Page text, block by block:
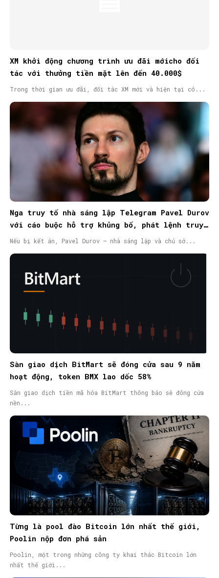
XM khởi động chương trình ưu đãi mớicho đối
tác với thưởng tiền mặt lên đến 40.000$
Trong thời gian ưu đãi, đối tác XM mới và hiện tại có...
Nga truy tố nhà sáng lập Telegram Pavel Durov
với cáo buộc hỗ trợ khủng bố, phát lệnh truy
nã quốc tế
Nếu bị kết án, Pavel Durov – nhà sáng lập và chủ sở...
Sàn giao dịch BitMart sẽ đóng cửa sau 9 năm
hoạt động, token BMX lao dốc 58%
Sàn giao dịch tiền mã hóa BitMart thông báo sẽ đóng cửa
nền...
Từng là pool đào Bitcoin lớn nhất thế giới,
Poolin nộp đơn phá sản
Poolin, một trong những công ty khai thác Bitcoin lớn
nhất thế giới...